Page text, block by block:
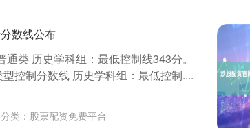
数线公布
类 历史学科组：最低控制线343分。
控制分数线 历史学科组：最低控制....
分类： 股票配资免费平台